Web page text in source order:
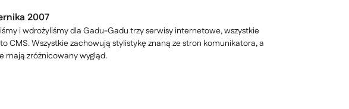
2007
i wdrożyliśmy dla Gadu-Gadu trzy serwisy internetowe, wszystkie
CMS. Wszystkie zachowują stylistykę znaną ze stron komunikatora, a
mają zróżnicowany wygląd.